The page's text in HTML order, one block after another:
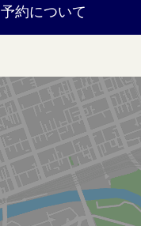
予約について